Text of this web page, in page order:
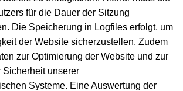
für die Dauer der Sitzung
Die Speicherung in Logfiles erfolgt, um
der Website sicherzustellen. Zudem
zur Optimierung der Website und zur
unserer
Systeme. Eine Auswertung der